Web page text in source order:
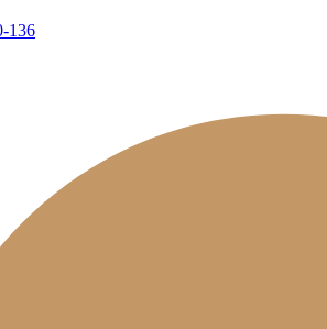
136